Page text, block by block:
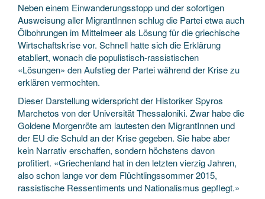
Neben einem Einwanderungsstopp und der sofortigen
Ausweisung aller MigrantInnen schlug die Partei etwa auch
Ölbohrungen im Mittelmeer als Lösung für die griechische
Wirtschaftskrise vor. Schnell hatte sich die Erklärung
etabliert, wonach die populistisch-rassistischen
«Lösungen» den Aufstieg der Partei während der Krise zu
erklären vermochten.
Dieser Darstellung widerspricht der Historiker Spyros
Marchetos von der Universität Thessaloniki. Zwar habe die
Goldene Morgenröte am lautesten den MigrantInnen und
der EU die Schuld an der Krise gegeben. Sie habe aber
kein Narrativ erschaffen, sondern höchstens davon
profitiert. «Griechenland hat in den letzten vierzig Jahren,
also schon lange vor dem Flüchtlingssommer 2015,
rassistische Ressentiments und Nationalismus gepflegt.»